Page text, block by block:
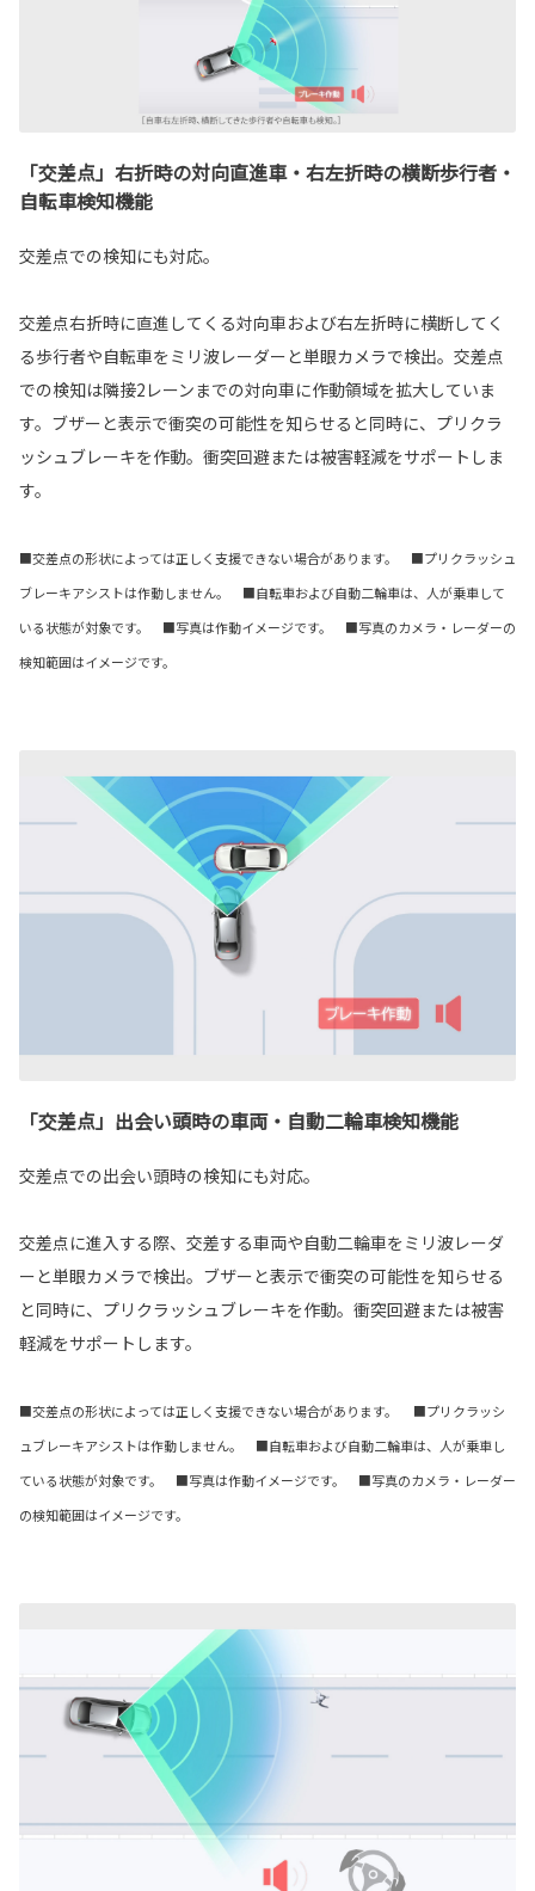
「交差点」右折時の対向直進車・右左折時の横断歩行者・
自転車検知機能
交差点での検知にも対応。
交差点右折時に直進してくる対向車および右左折時に横断してく
る歩行者や自転車をミリ波レーダーと単眼カメラで検出。交差点
での検知は隣接2レーンまでの対向車に作動領域を拡大していま
す。ブザーと表示で衝突の可能性を知らせると同時に、プリクラ
ッシュブレーキを作動。衝突回避または被害軽減をサポートしま
す。
■交差点の形状によっては正しく支援できない場合があります。 ■プリクラッシュ
ブレーキアシストは作動しません。 ■自転車および自動二輪車は、人が乗車して
いる状態が対象です。 ■写真は作動イメージです。 ■写真のカメラ・レーダーの
検知範囲はイメージです。
「交差点」出会い頭時の車両・自動二輪車検知機能
交差点での出会い頭時の検知にも対応。
交差点に進入する際、交差する車両や自動二輪車をミリ波レーダ
ーと単眼カメラで検出。ブザーと表示で衝突の可能性を知らせる
と同時に、プリクラッシュブレーキを作動。衝突回避または被害
軽減をサポートします。
■交差点の形状によっては正しく支援できない場合があります。 ■プリクラッシ
ュブレーキアシストは作動しません。 ■自転車および自動二輪車は、人が乗車し
ている状態が対象です。 ■写真は作動イメージです。 ■写真のカメラ・レーダー
の検知範囲はイメージです。